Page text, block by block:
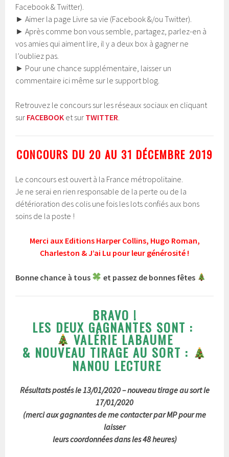
Facebook & Twitter).
► Aimer la page Livre sa vie (Facebook &/ou Twitter).
► Après comme bon vous semble, partagez, parlez-en à
vos amies qui aiment lire, il y a deux box à gagner ne
l’oubliez pas.
► Pour une chance supplémentaire, laisser un
commentaire ici même sur le support blog.
Retrouvez le concours sur les réseaux sociaux en cliquant
sur FACEBOOK et sur TWITTER
CONCOURS DU 20 AU 31 DÉCEMBRE 2019
Le concours est ouvert à la France métropolitaine.
Je ne serai en rien responsable de la perte ou de la
détérioration des colis une fois les lots confiés aux bons
soins de la poste !
Merci aux Editions Harper Collins, Hugo Roman,
Charleston & J’ai Lu pour leur générosité !
Bonne chance à tous et passez de bonnes fêtes
BRAVO !
LES DEUX GAGNANTES SONT :
VALÉRIE LABAUME
& NOUVEAU TIRAGE AU SORT :
NANOU LECTURE
Résultats postés le 13/01/2020 – nouveau tirage au sort le
17/01/2020
(merci aux gagnantes de me contacter par MP pour me
laisser
leurs coordonnées dans les 48 heures)